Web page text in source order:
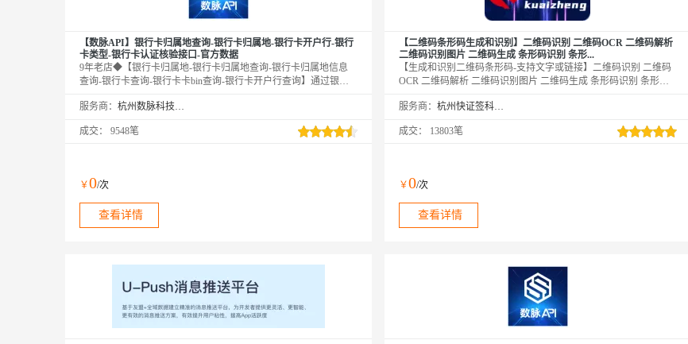
【数脉API】银行卡归属地查询-银行卡归属地-银行卡开户行-银行
卡类型-银行卡认证核验接口-官方数据
9年老店◆【银行卡归属地-银行卡归属地查询-银行卡归属地信息
查询-银行卡查询-银行卡卡bin查询-银行卡开户行查询】通过银行
银行卡发卡行、编号以及归属地等信息，同时可校验银行卡真伪。
品质保障◆金牌售后—阿里云6星级金牌服务商
服务商： 杭州数脉科技有限公司
成交： 9548笔
￥0/次
查看详情
【二维码条形码生成和识别】二维码识别 二维码OCR 二维码解析
二维码识别图片 二维码生成 条形码识别 条形...
【生成和识别二维码条形码-支持文字或链接】二维码识别 二维码
OCR 二维码解析 二维码识别图片 二维码生成 条形码识别 条形码
片二维码文字识别-二维码图片扫描-二维码文字解析-QR 码识别-对
字信息及链接信息
服务商： 杭州快证签科技有限公司
成交： 13803笔
￥0/次
查看详情